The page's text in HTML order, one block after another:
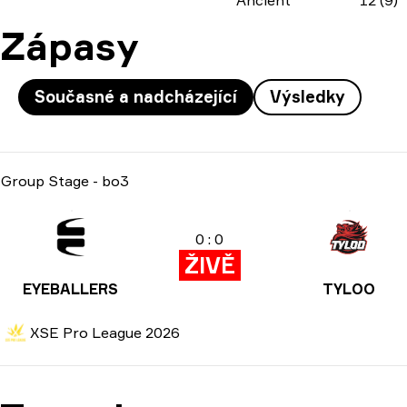
Zápasy
Současné a nadcházející Výsledky
Group Stage - bo3
EYEBALLERS
0 : 0
ŽIVĚ
TYLOO
XSE Pro League 2026